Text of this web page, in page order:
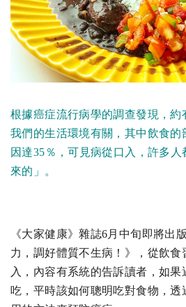
根據癌症流行病學的調查發現，約
我們的生活環境有關，其中飲食的
因達35％，可見病從口入，許多
來的」。
《大家健康》雜誌6月中旬即將出
力，調好體質不生病！》，從飲食
入，內容有系統的告訴讀者，如
吃，平時該如何聰明吃對食物，